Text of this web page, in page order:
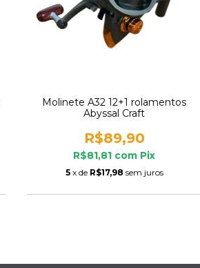
Molinete A32 12+1 rolamentos
Abyssal Craft
R$89,90
R$81,81 com Pix
5 x de R$17,98 sem juros